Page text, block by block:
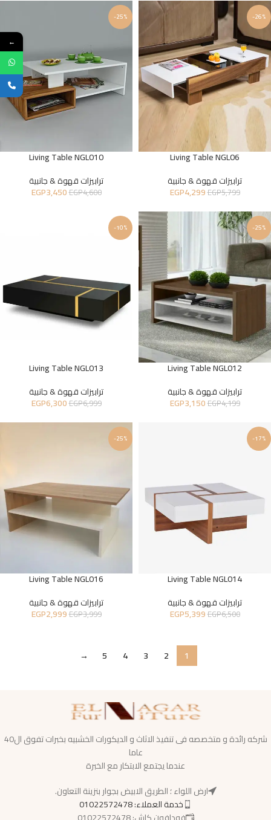
-26%
Living Table NGL06
ترابيزات قهوة & جانبية
EGP5,799
EGP4,299
-25%
Living Table NGL010
ترابيزات قهوة & جانبية
EGP4,600
EGP3,450
-25%
Living Table NGL012
ترابيزات قهوة & جانبية
EGP4,199
EGP3,150
-10%
Living Table NGL013
ترابيزات قهوة & جانبية
EGP6,999
EGP6,300
-17%
Living Table NGL014
ترابيزات قهوة & جانبية
EGP6,500
EGP5,399
-25%
Living Table NGL016
ترابيزات قهوة & جانبية
EGP3,999
EGP2,999
1
2
3
4
5
→
شركه رائدة و متخصصه فى تنفيذ الاثاث و الديكورات الخشبيه بخبرات تفوق ال40
عاما
عندما يجتمع الابتكار مع الخبرة
ارض اللواء ؛ الطريق الابيض بجوار بنزينة التعاون.
خدمة العملاء: 01022572478
←